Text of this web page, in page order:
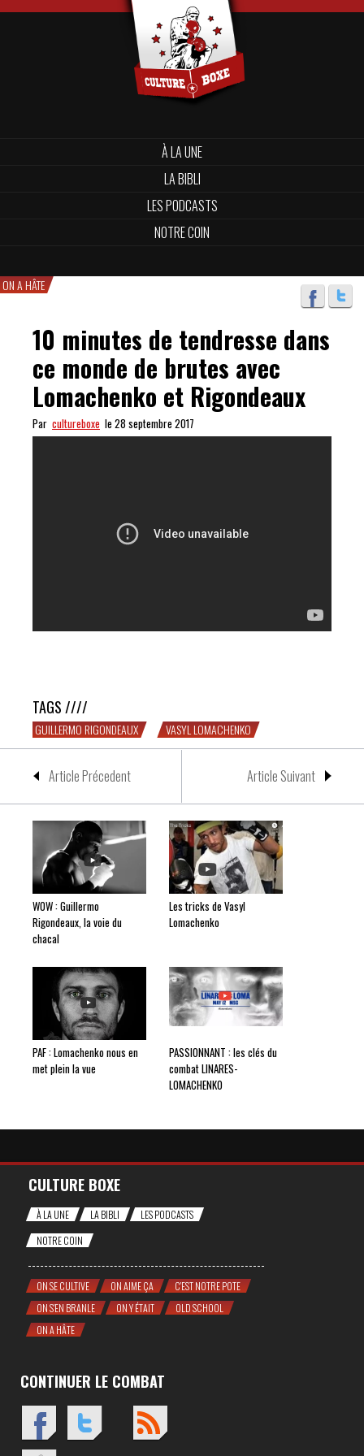
À LA UNE
LA BIBLI
LES PODCASTS
NOTRE COIN
ON A HÂTE
10 minutes de tendresse dans
ce monde de brutes avec
Lomachenko et Rigondeaux
Par cultureboxe le 28 septembre 2017
TAGS ////
GUILLERMO RIGONDEAUX VASYL LOMACHENKO
Article Précedent Article Suivant
WOW : Guillermo
Rigondeaux, la voie du
chacal
Les tricks de Vasyl
Lomachenko
PAF : Lomachenko nous en
met plein la vue
PASSIONNANT : les clés du
combat LINARES-
LOMACHENKO
CULTURE BOXE
À LA UNE LA BIBLI
LES PODCASTS
NOTRE COIN
ON SE CULTIVE ON AIME ÇA
C'EST NOTRE POTE
ON S'EN BRANLE
ON Y ÉTAIT
OLD SCHOOL
ON A HÂTE
CONTINUER LE COMBAT